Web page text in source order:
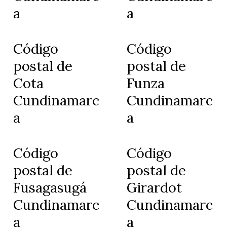
a
a
Código
postal de
Cota
Cundinamarc
a
Código
postal de
Funza
Cundinamarc
a
Código
postal de
Fusagasugá
Cundinamarc
a
Código
postal de
Girardot
Cundinamarc
a